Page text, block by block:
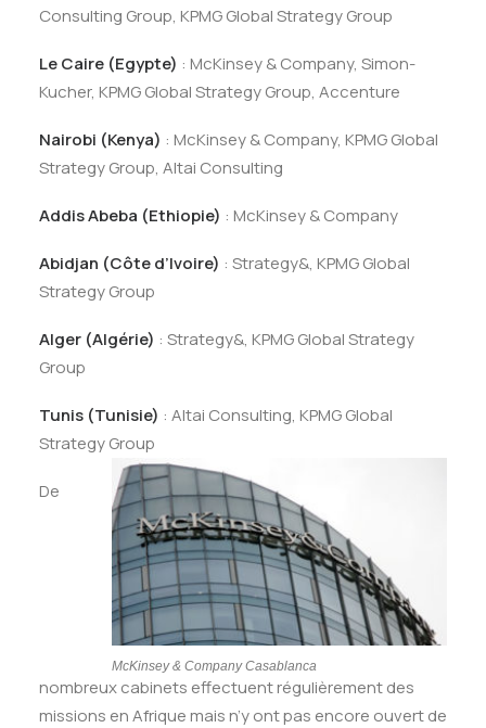
Consulting Group, KPMG Global Strategy Group
Le Caire (Egypte) : McKinsey & Company, Simon-
Kucher, KPMG Global Strategy Group, Accenture
Nairobi (Kenya) : McKinsey & Company, KPMG Global
Strategy Group, Altai Consulting
Addis Abeba (Ethiopie) : McKinsey & Company
Abidjan (Côte d’Ivoire) : Strategy&, KPMG Global
Strategy Group
Alger (Algérie) : Strategy&, KPMG Global Strategy
Group
Tunis (Tunisie) : Altai Consulting, KPMG Global
Strategy Group
McKinsey & Company Casablanca
De
nombreux cabinets effectuent régulièrement des
missions en Afrique mais n’y ont pas encore ouvert de